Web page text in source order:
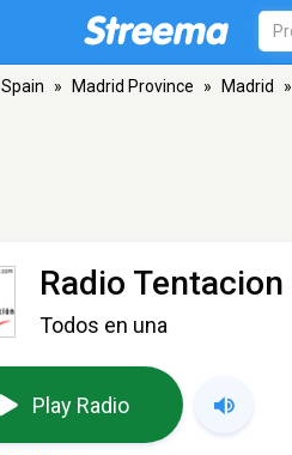
Spain » Madrid Province » Madrid »
Radio Tentacion
Todos en una
Play Radio